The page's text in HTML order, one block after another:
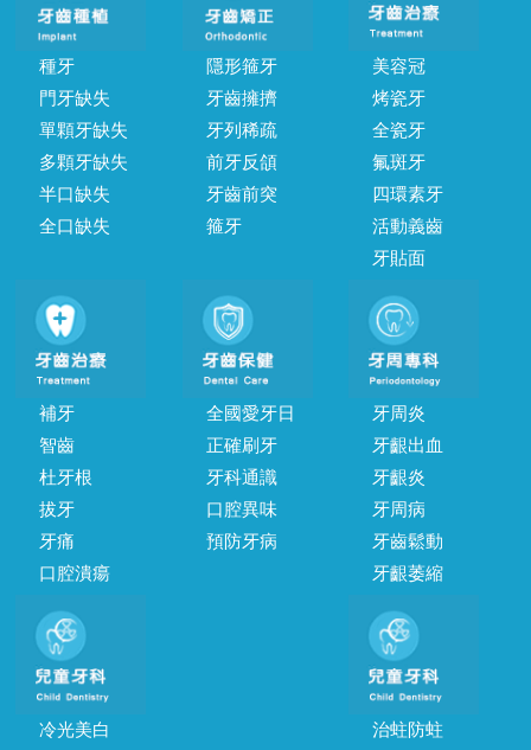
種牙
門牙缺失
單顆牙缺失
多顆牙缺失
半口缺失
全口缺失
隱形箍牙
牙齒擁擠
牙列稀疏
前牙反頜
牙齒前突
箍牙
美容冠
烤瓷牙
全瓷牙
氟斑牙
四環素牙
活動義齒
牙貼面
補牙
智齒
杜牙根
拔牙
牙痛
口腔潰瘍
全國愛牙日
正確刷牙
牙科通識
口腔異味
預防牙病
牙周炎
牙齦出血
牙齦炎
牙周病
牙齒鬆動
牙齦萎縮
冷光美白
治蛀防蛀